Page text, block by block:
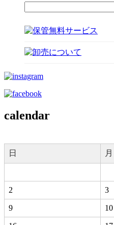
calendar
日
月
2 3
9 10